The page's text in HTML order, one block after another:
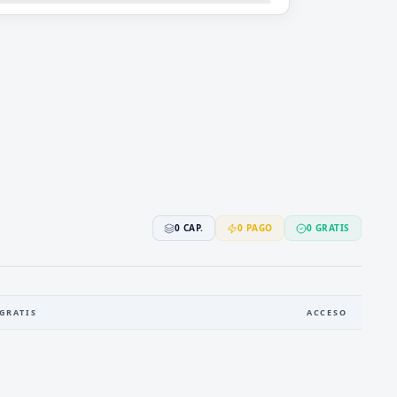
0 CAP. 0 PAGO 0 GRATIS
ACCESO